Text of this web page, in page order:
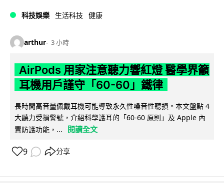
科技娛樂 生活科技 健康
arthur 3 小時
AirPods 用家注意聽力響紅燈 醫學界籲
耳機用戶謹守「60-60」鐵律
長時間高音量佩戴耳機可能導致永久性噪音性聽損。本文盤點 4
大聽力受損警號，介紹科學護耳的「60-60 原則」及 Apple 內
置防護功能，...
閱讀全文
9 分享